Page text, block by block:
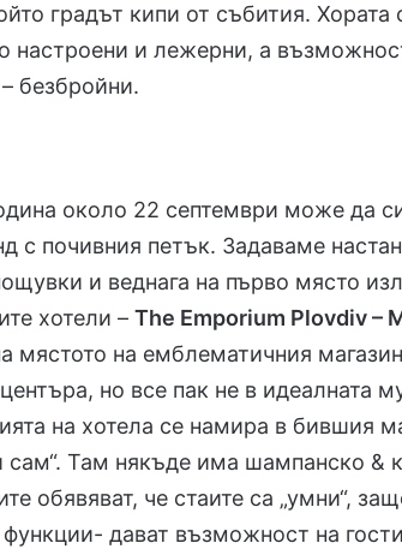
градът кипи от събития. Хората
настроени и лежерни, а
безбройни.
около 22 септември може да
с почивния петък. Задаваме
и веднага на първо място
хотели –The Emporium Plovdiv –
мястото на емблематичния
но все пак не в идеалната
на хотела се намира в бившия
сам“. Там някъде има шампанско &
обявяват, че стаите са „умни“,
дават възможност на